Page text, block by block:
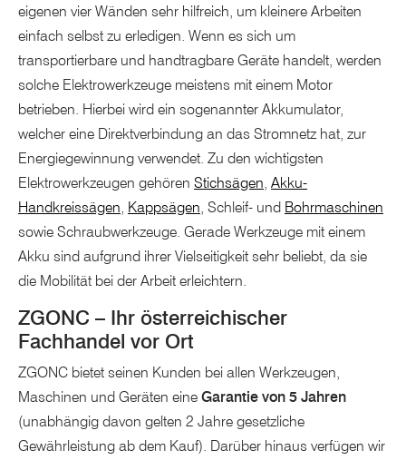
eigenen vier Wänden sehr hilfreich, um kleinere Arbeiten
einfach selbst zu erledigen. Wenn es sich um
transportierbare und handtragbare Geräte handelt, werden
solche Elektrowerkzeuge meistens mit einem Motor
betrieben. Hierbei wird ein sogenannter Akkumulator,
welcher eine Direktverbindung an das Stromnetz hat, zur
Energiegewinnung verwendet. Zu den wichtigsten
Elektrowerkzeugen gehören Stichsägen, Akku-
Handkreissägen, Kappsägen, Schleif- und Bohrmaschinen
sowie Schraubwerkzeuge. Gerade Werkzeuge mit einem
Akku sind aufgrund ihrer Vielseitigkeit sehr beliebt, da sie
die Mobilität bei der Arbeit erleichtern.
ZGONC – Ihr österreichischer
Fachhandel vor Ort
ZGONC bietet seinen Kunden bei allen Werkzeugen,
Maschinen und Geräten eine Garantie von 5 Jahren
(unabhängig davon gelten 2 Jahre gesetzliche
Gewährleistung ab dem Kauf). Darüber hinaus verfügen wir